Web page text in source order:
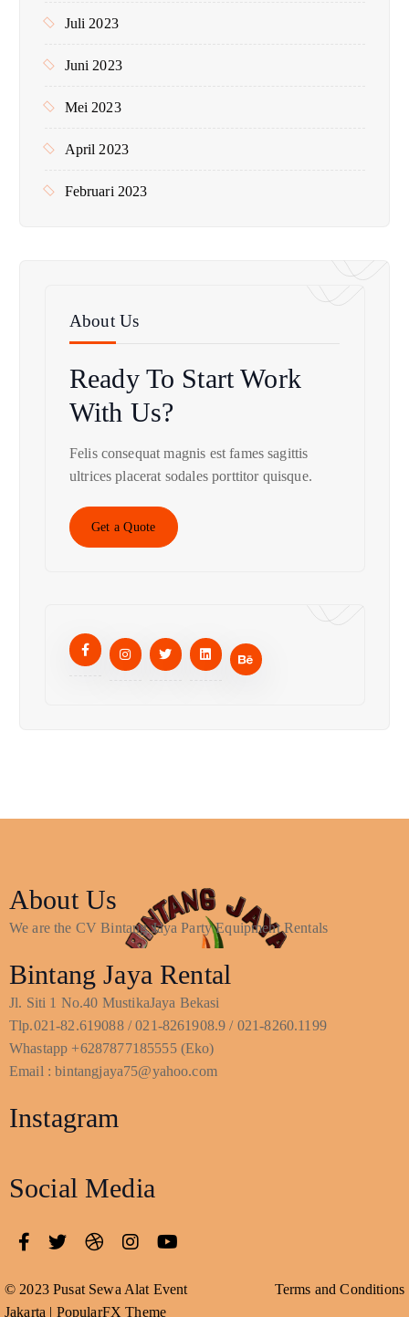
Juli 2023
Juni 2023
Mei 2023
April 2023
Februari 2023
About Us
Ready To StartWork
With Us?
Felis consequat magnis est fames sagittis
ultrices placerat sodales porttitor quisque.
Get a Quote
About Us
We are the CV Bintang Jaya Party Equipment Rentals
Bintang Jaya Rental
Jl. Siti 1 No.40 MustikaJaya Bekasi
Tlp.021-82.619088 / 021-8261908.9 / 021-8260.1199
Whastapp +6287877185555 (Eko)
Email : bintangjaya75@yahoo.com
Instagram
Social Media
© 2023 Pusat Sewa Alat Event
Jakarta | PopularFX Theme
Terms and Conditions